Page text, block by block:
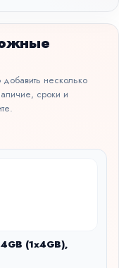
несколько
сроки и
(1x4GB),